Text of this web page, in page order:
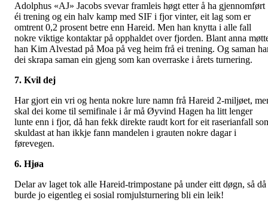
Adolphus «AJ» Jacobs svevar framleis høgt etter å ha gjennomført
éi trening og ein halv kamp med SIF i fjor vinter, eit lag som er
omtrent 0,2 prosent betre enn Hareid. Men han knytta i alle fall
nokre viktige kontaktar på opphaldet over fjorden. Blant anna
han Kim Alvestad på Moa på veg heim frå ei trening. Og saman
dei skrapa saman ein gjeng som kan overraske i årets turnering.
7. Kvil dej
Har gjort ein vri og henta nokre lure namn frå Hareid 2-miljøet,
skal dei kome til semifinale i år må Øyvind Hagen ha litt lenger
lunte enn i fjor, då han fekk direkte raudt kort for eit raserianfall
skuldast at han ikkje fann mandelen i grauten nokre dagar i
førevegen.
6. Hjøa
Delar av laget tok alle Hareid-trimpostane på under eitt døgn, så då
burde jo eigentleg ei sosial romjulsturnering bli ein leik!